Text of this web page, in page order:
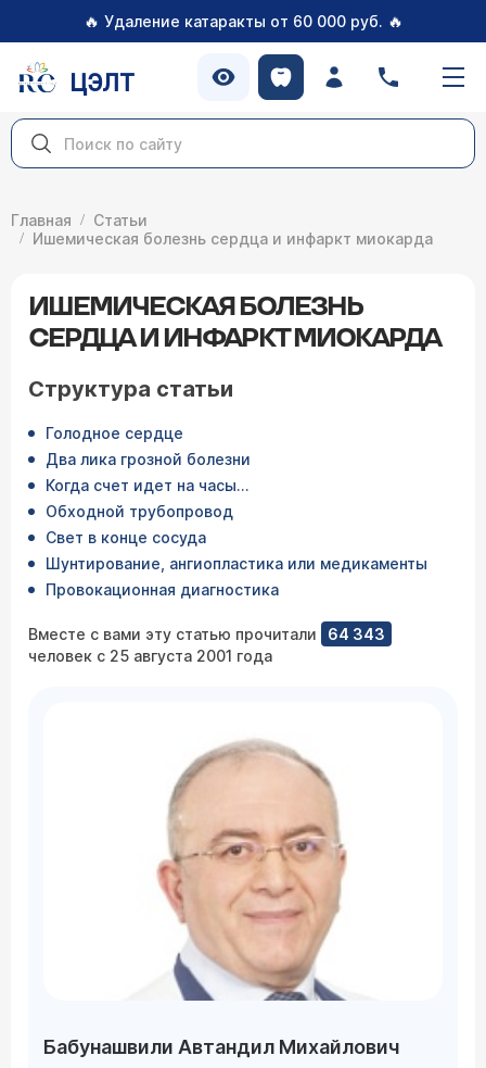
🔥 Удаление катаракты от 60 000 руб. 🔥
ЦЭЛТ
Главная
Статьи
Ишемическая болезнь сердца и инфаркт миокарда
ИШЕМИЧЕСКАЯ БОЛЕЗНЬ
СЕРДЦА И ИНФАРКТ МИОКАРДА
Бабунашвили Автандил Михайлович
Структура статьи
Голодное сердце
Два лика грозной болезни
Когда счет идет на часы...
Обходной трубопровод
Свет в конце сосуда
Шунтирование, ангиопластика или медикаменты
Провокационная диагностика
Вместе с вами эту статью прочитали
64 343
человек с 25 августа 2001 года